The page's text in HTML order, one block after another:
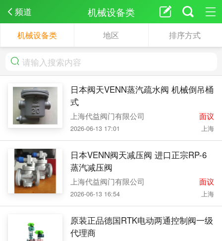
频道 机械设备类
机械设备类 地区 排序方式
日本阀天VENN蒸汽疏水阀 机械倒吊桶
式
上海代益阀门有限公司 面议
2026-06-13 17:01 上海
日本VENN阀天减压阀 进口正宗RP-6
蒸汽减压阀
上海代益阀门有限公司 面议
2026-06-13 16:54 上海
原装正品德国RTK电动两通控制阀一级
代理商